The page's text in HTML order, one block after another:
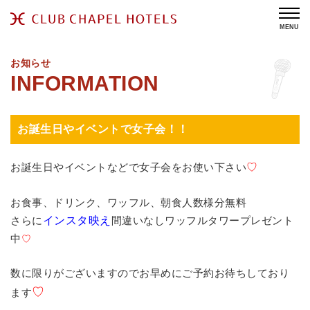
MENU
お知らせ
お誕生日やイベントで女子会！！
お誕生日やイベントなどで女子会をお使い下さい♡
お食事、ドリンク、ワッフル、朝食人数様分無料
さらに インスタ映え 間違いなしワッフルタワープレゼント
中 ♡
数に限りがございますのでお早めにご予約お待ちしており
ます♡